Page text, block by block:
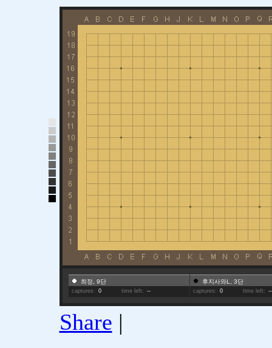
최정, 9단
captures: 0 time left: --
후지사와L, 3단
captures: 0 time left: --
Share |